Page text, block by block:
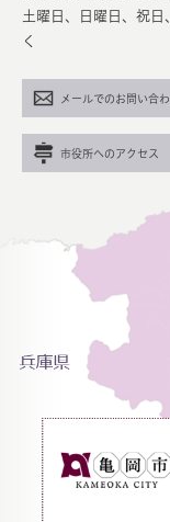
土曜日、日曜日、祝
く
メールでのお問い合
市役所へのアクセス